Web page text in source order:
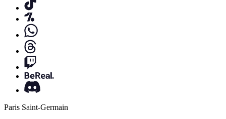
Paris Saint-Germain